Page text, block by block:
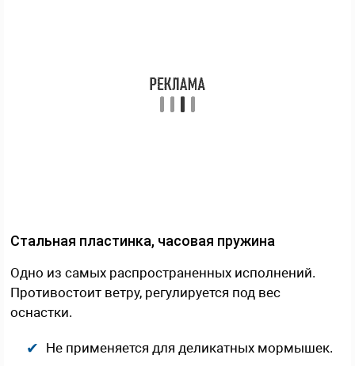
Стальная пластинка, часовая пружина
Одно из самых распространенных исполнений.
Противостоит ветру, регулируется под вес
оснастки.
Не применяется для деликатных мормышек.